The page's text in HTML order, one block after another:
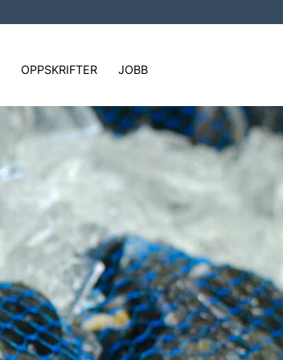
OPPSKRIFTER JOBB